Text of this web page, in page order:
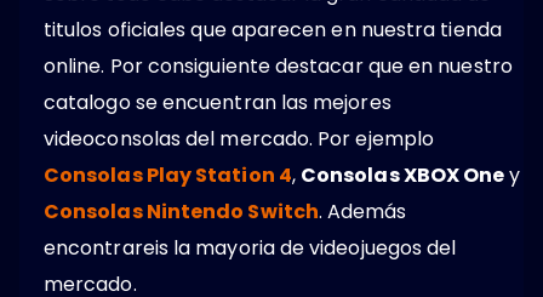
titulos oficiales que aparecen en nuestra tienda
online. Por consiguiente destacar que en nuestro
catalogo se encuentran las mejores
videoconsolas del mercado. Por ejemplo
Consolas Play Station 4, Consolas XBOX Oney
Consolas Nintendo Switch. Además
encontrareis la mayoria de videojuegos del
mercado.